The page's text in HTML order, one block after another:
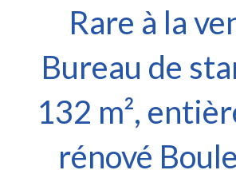
Rare à la
Bureau de
132 m²,
rénové